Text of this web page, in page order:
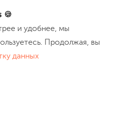
🍪
и удобнее, мы
Продолжая, вы
данных